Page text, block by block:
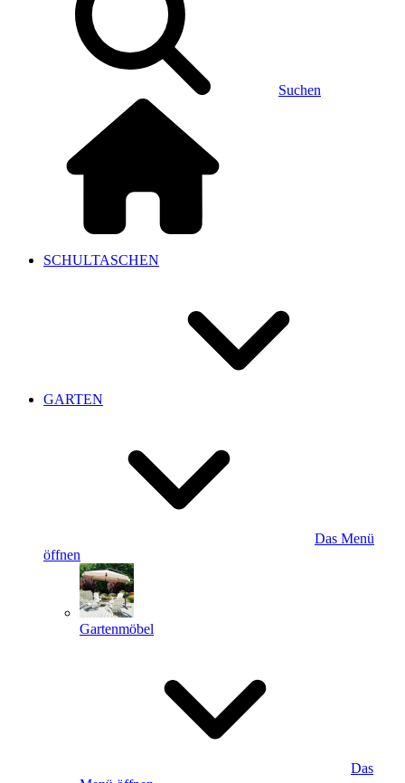
Suchen
SCHULTASCHEN
GARTEN
Das Menü
öffnen
Gartenmöbel
Das